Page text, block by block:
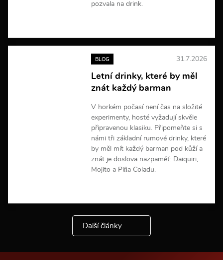
pozvala na drink.
e
i
f
o
m
a
c
í
BLOG 31.7.2026
Letní drinky, které by měl
znát každý barman
V horkém počasí není čas na složité
experimenty, hosté vyžadují skvěle
připravenou klasiku. Připomeňte si s
námi tři základní rumové drinky, které
by měl mít každý barman pod kůží a
znát je doslova nazpaměť: Daiquiri,
Mojito a Piña Coladu.
e
i
n
o
Další články